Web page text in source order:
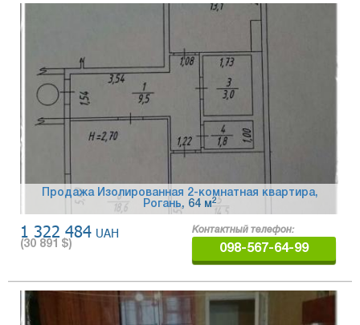
Продажа Изолированная 2-комнатная квартира,
Рогань, 64 м 2
1 322 484 UAH
(30 891 $)
Контактный телефон:
098-567-64-99